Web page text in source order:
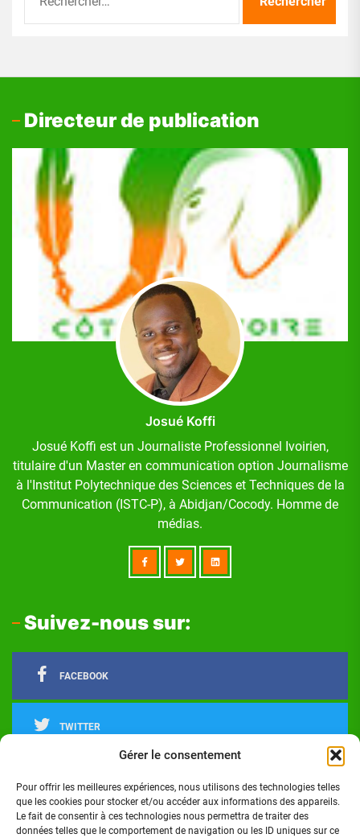
Gérer le consentement
Pour offrir les meilleures expériences, nous utilisons des technologies telles
que les cookies pour stocker et/ou accéder aux informations des appareils.
Le fait de consentir à ces technologies nous permettra de traiter des
données telles que le comportement de navigation ou les ID uniques sur ce
Directeur de publication
Josué Koffi
Josué Koffi est un Journaliste Professionnel Ivoirien,
titulaire d'un Master en communication option Journalisme
à l'Institut Polytechnique des Sciences et Techniques de la
Communication (ISTC-P), à Abidjan/Cocody. Homme de
médias.
Suivez-nous sur:
FACEBOOK
TWITTER
INSTAGRAM